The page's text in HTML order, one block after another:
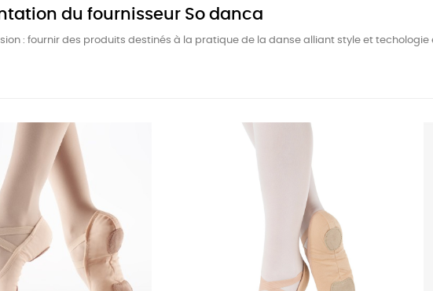
du fournisseur So danca
: fournir des produits destinés à la pratique de la danse alliant style et techologie